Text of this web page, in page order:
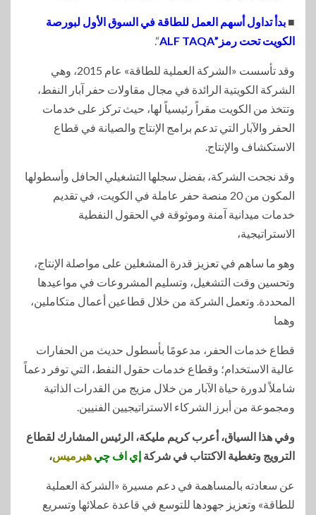
■ بدأ تداول أسهم العمل للطاقة في السوق الأول لبورصة
الكويت تحت رمز”ALF TAQA
“.
وقد تأسست «الشركة العملية للطاقة» عام 2015، وهي
الشركة الكويتية الرائدة في مجال مقاولات حفر آبار النفط،
وتتخذ من الكويت مقراً رئيسياً لها، حيث تركز على خدمات
الحفر والآبار التي تدعم برامج الإنتاج والصيانة في قطاع
الاستكشاف والإنتاج.
وقد نجحت الشركة، بفضل سجلها التشغيلي الحافل وأسطولها
المكون من 20 منصة حفر عاملة في الكويت، في تقديم
خدمات ميدانية آمنة وموثوقة في الحقول النفطية
الاستراتيجية،
وهو ما ساهم في تعزيز قدرة المشغلين على مواصلة الإنتاج،
وتحسين وقت التشغيل، وتسليم المشروعات في مواعيدها
المحددة. وتعمل الشركة من خلال قطاعين أعمال متكاملين،
وهما
قطاع خدمات الحفر، مدعومًا بأسطول حديث من الحفارات
عالية الاستخدام؛ وقطاع خدمات حقول النفط، التي توفر دعماً
شاملاً لدورة حياة الآبار من خلال مزيج من القدرات الذاتية
ومجموعة من أبرز الشركاء الاستراتيجيين الفنيين.
وفي هذا السياق، أعرب كريم مليكة، الرئيس المشارك لقطاع
الترويج وتغطية الاكتتاب في شركة إي اف چي هيرميس،
عن سعادته بالمساهمة في دعم مسيرة «الشركة العملية
للطاقة» وتعزيز جهودها للتوسع في قاعدة عملائها وتسريع